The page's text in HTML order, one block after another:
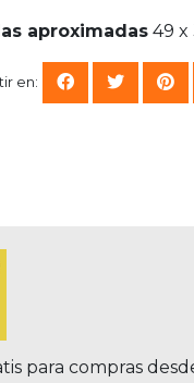
aproximadas 49 x
en:
para compras